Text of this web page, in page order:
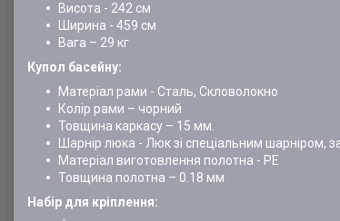
Висота - 242 см
Ширина - 459 см
Вага – 29 кг
Купол басейну:
Матеріал рами - Сталь, Скловолокно
Колір рами – чорний
Товщина каркасу – 15 мм.
Шарнір люка - Люк зі спеціальним шарніром,
Матеріал виготовлення полотна - PE
Товщина полотна – 0.18 мм
Набір для кріплення: